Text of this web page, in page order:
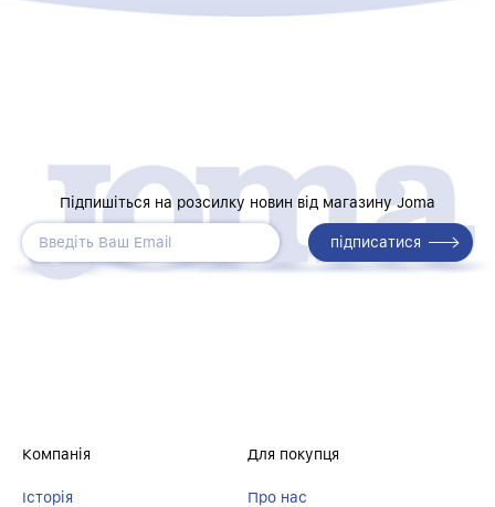
Підпишіться на розсилку новин від магазину Joma
Компанія
Історія
Для покупця
Про нас